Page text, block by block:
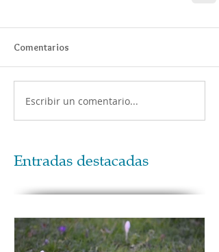
Comentarios
Escribir un comentario...
Entradas destacadas